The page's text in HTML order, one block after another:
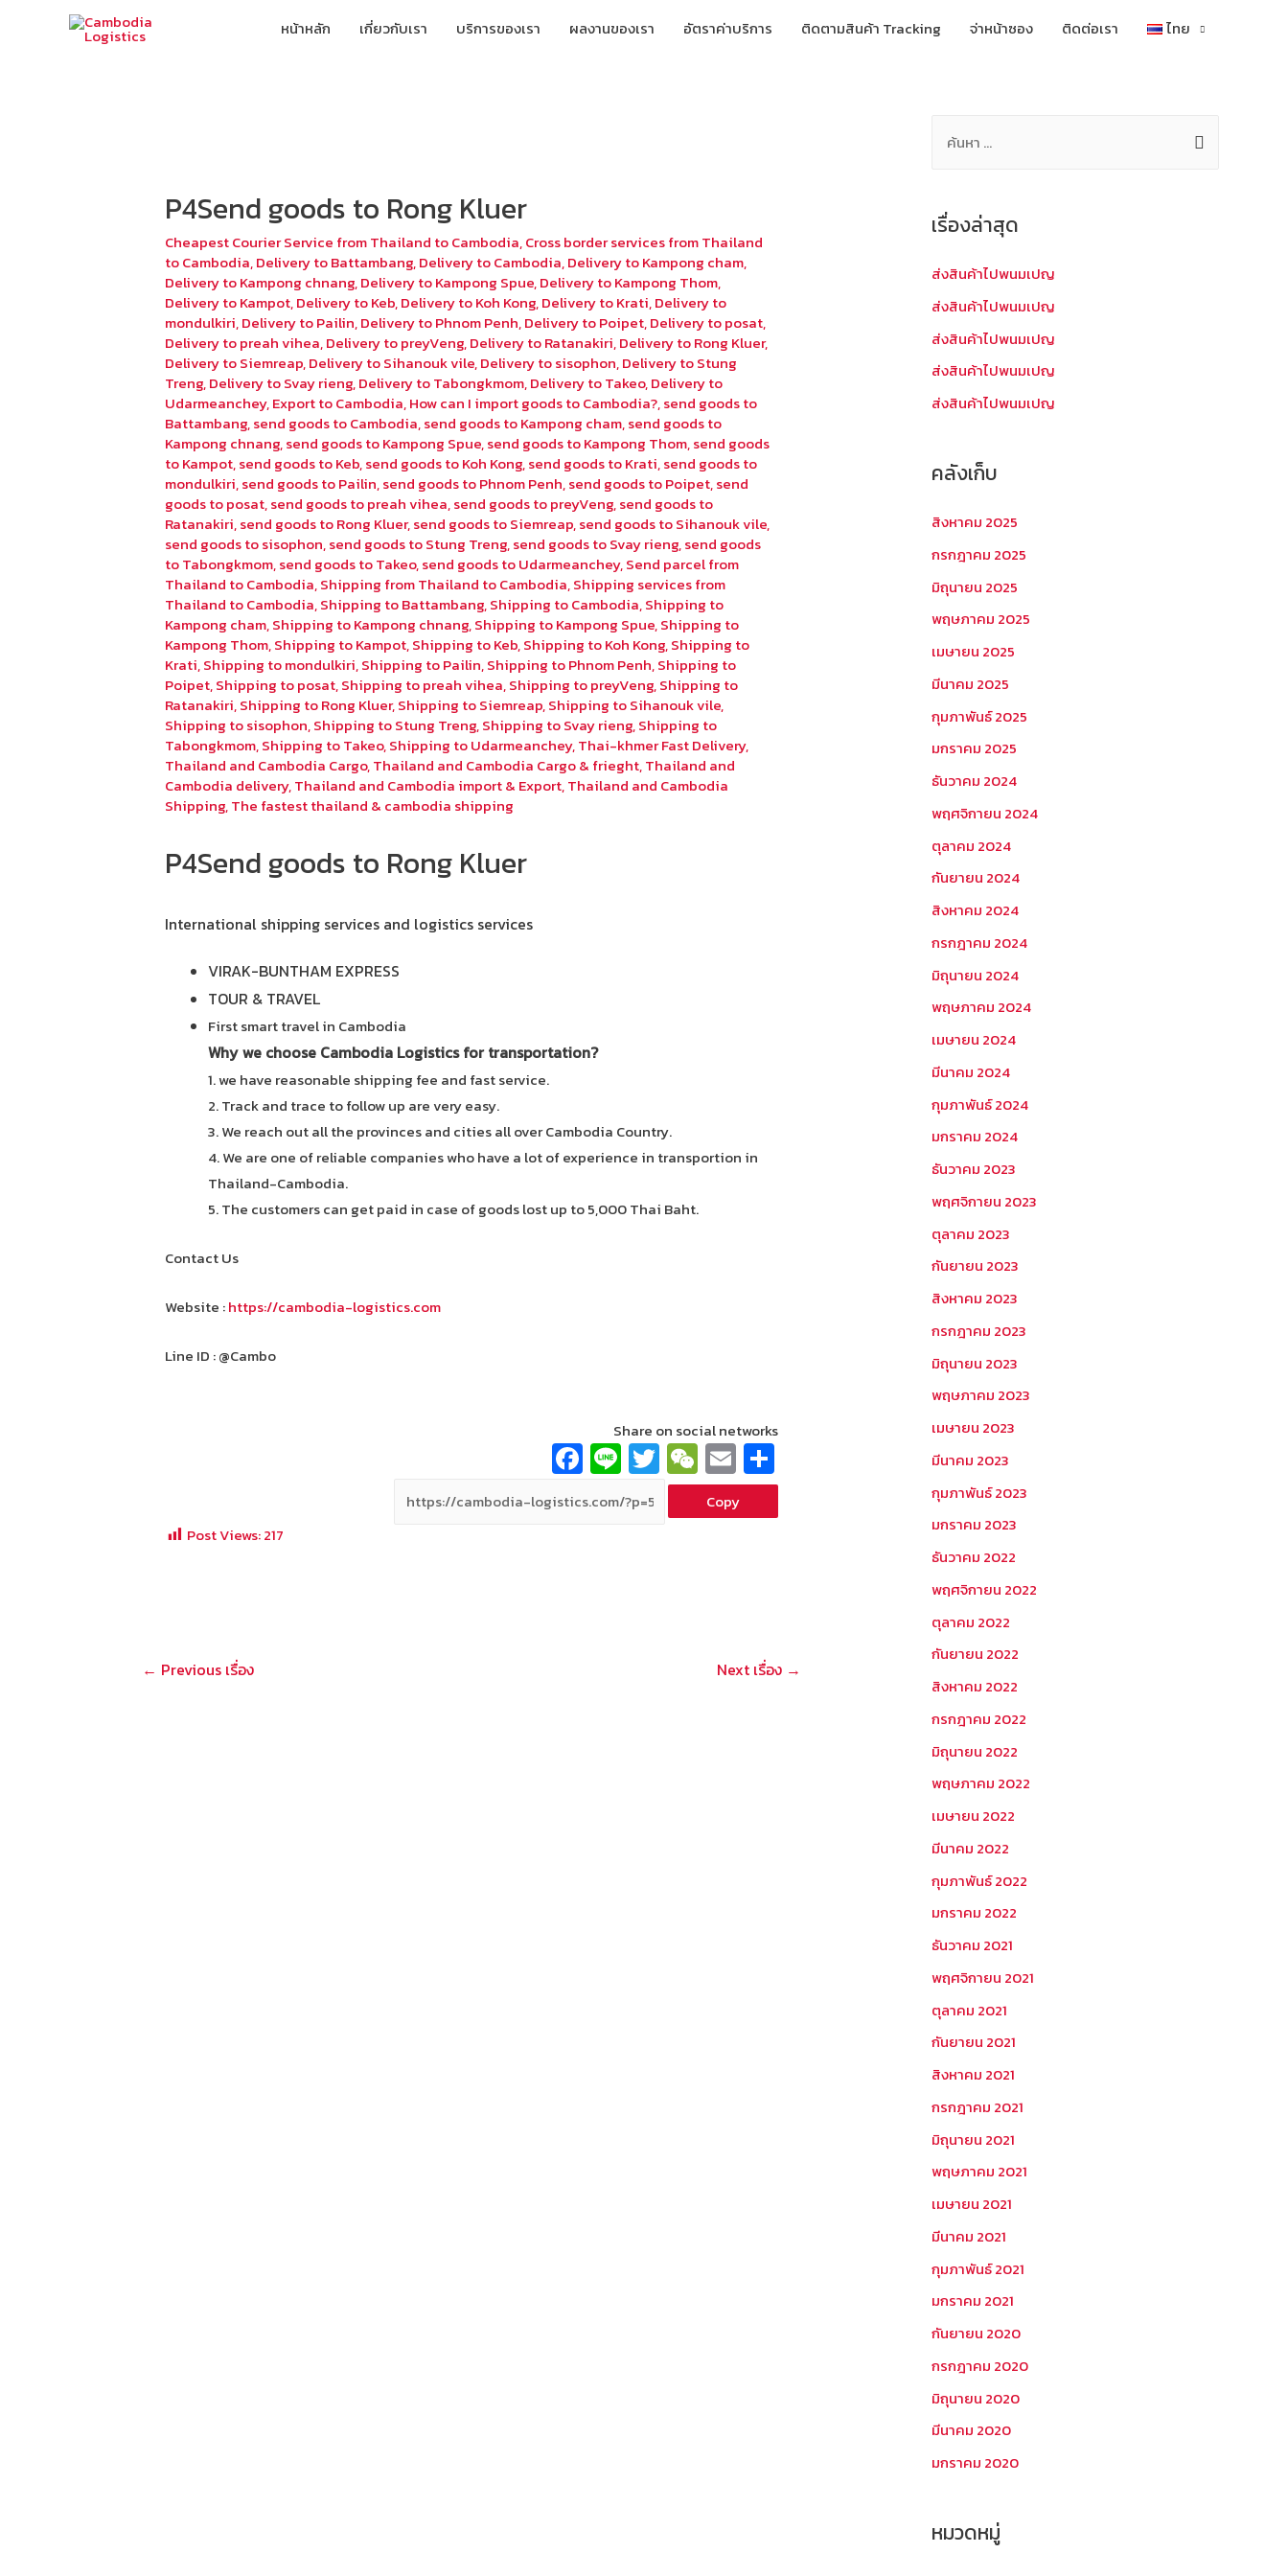
หน้าหลัก เกี่ยวกับเรา บริการของเรา ผลงานของเรา อัตราค่าบริการ ติดตามสินค้า Tracking จ่าหน้าซอง ติดต่อเรา ไทย
P4Send goods to Rong Kluer
Cheapest Courier Service from Thailand to Cambodia,Cross border services from Thailand
to Cambodia,Delivery to Battambang,Delivery to Cambodia,Delivery to Kampong cham,
Delivery to Kampong chnang,Delivery to Kampong Spue,Delivery to Kampong Thom,
Delivery to Kampot,Delivery to Keb,Delivery to Koh Kong,Delivery to Krati,Delivery to
mondulkiri,Delivery to Pailin,Delivery to Phnom Penh,Delivery to Poipet,Delivery to posat,
Delivery to preah vihea,Delivery to preyVeng,Delivery to Ratanakiri,Delivery to Rong Kluer,
Delivery to Siemreap,Delivery to Sihanouk vile,Delivery to sisophon,Delivery to Stung
Treng,Delivery to Svay rieng,Delivery to Tabongkmom,Delivery to Takeo,Delivery to
Udarmeanchey,Export to Cambodia,How can I import goods to Cambodia?,send goods to
Battambang,send goods to Cambodia,send goods to Kampong cham,send goods to
Kampong chnang,send goods to Kampong Spue,send goods to Kampong Thom,send goods
to Kampot,send goods to Keb,send goods to Koh Kong,send goods to Krati,send goods to
mondulkiri,send goods to Pailin,send goods to Phnom Penh,send goods to Poipet,send
goods to posat,send goods to preah vihea,send goods to preyVeng,send goods to
Ratanakiri,send goods to Rong Kluer,send goods to Siemreap,send goods to Sihanouk vile,
send goods to sisophon,send goods to Stung Treng,send goods to Svay rieng,send goods
to Tabongkmom,send goods to Takeo,send goods to Udarmeanchey,Send parcel from
Thailand to Cambodia,Shipping from Thailand to Cambodia,Shipping services from
Thailand to Cambodia,Shipping to Battambang,Shipping to Cambodia,Shipping to
Kampong cham,Shipping to Kampong chnang,Shipping to Kampong Spue,Shipping to
Kampong Thom,Shipping to Kampot,Shipping to Keb,Shipping to Koh Kong,Shipping to
Krati,Shipping to mondulkiri,Shipping to Pailin,Shipping to Phnom Penh,Shipping to
Poipet,Shipping to posat,Shipping to preah vihea,Shipping to preyVeng,Shipping to
Ratanakiri,Shipping to Rong Kluer,Shipping to Siemreap,Shipping to Sihanouk vile,
Shipping to sisophon,Shipping to Stung Treng,Shipping to Svay rieng,Shipping to
Tabongkmom,Shipping to Takeo,Shipping to Udarmeanchey,Thai-khmer Fast Delivery,
Thailand and Cambodia Cargo,Thailand and Cambodia Cargo & frieght,Thailand and
Cambodia delivery,Thailand and Cambodia import & Export,Thailand and Cambodia
Shipping,The fastest thailand & cambodia shipping
P4Send goods to Rong Kluer
International shipping services and logistics services
VIRAK-BUNTHAM EXPRESS
TOUR & TRAVEL
First smart travel in Cambodia
Why we choose Cambodia Logistics for transportation?
1. we have reasonable shipping fee and fast service.
2. Track and trace to follow up are very easy.
3. We reach out all the provinces and cities all over Cambodia Country.
4. We are one of reliable companies who have a lot of experience in transportion in
Thailand-Cambodia.
5. The customers can get paid in case of goods lost up to 5,000 Thai Baht.
Contact Us
Website :https://cambodia-logistics.com
Line ID : @Cambo
Share on social networks
Fa
ce
b
Li
n
e
T
wi
tt
W
e
C
E
m
ai ar
Copy
Post Views:217
แนะแนว
← Previous เรื่อง Next เรื่อง →
ห
รั
บ
เรื่องล่าสุด
ส่งสินค้าไปพนมเปญ
ส่งสินค้าไปพนมเปญ
ส่งสินค้าไปพนมเปญ
ส่งสินค้าไปพนมเปญ
ส่งสินค้าไปพนมเปญ
คลังเก็บ
สิงหาคม 2025
กรกฎาคม 2025
มิถุนายน 2025
พฤษภาคม 2025
เมษายน 2025
มีนาคม 2025
กุมภาพันธ์ 2025
มกราคม 2025
ธันวาคม 2024
พฤศจิกายน 2024
ตุลาคม 2024
กันยายน 2024
สิงหาคม 2024
กรกฎาคม 2024
มิถุนายน 2024
พฤษภาคม 2024
เมษายน 2024
มีนาคม 2024
กุมภาพันธ์ 2024
มกราคม 2024
ธันวาคม 2023
พฤศจิกายน 2023
ตุลาคม 2023
กันยายน 2023
สิงหาคม 2023
กรกฎาคม 2023
มิถุนายน 2023
พฤษภาคม 2023
เมษายน 2023
มีนาคม 2023
กุมภาพันธ์ 2023
มกราคม 2023
ธันวาคม 2022
พฤศจิกายน 2022
ตุลาคม 2022
กันยายน 2022
สิงหาคม 2022
กรกฎาคม 2022
มิถุนายน 2022
พฤษภาคม 2022
เมษายน 2022
มีนาคม 2022
กุมภาพันธ์ 2022
มกราคม 2022
ธันวาคม 2021
พฤศจิกายน 2021
ตุลาคม 2021
กันยายน 2021
สิงหาคม 2021
กรกฎาคม 2021
มิถุนายน 2021
พฤษภาคม 2021
เมษายน 2021
มีนาคม 2021
กุมภาพันธ์ 2021
มกราคม 2021
กันยายน 2020
กรกฎาคม 2020
มิถุนายน 2020
มีนาคม 2020
มกราคม 2020
หมวดหมู่